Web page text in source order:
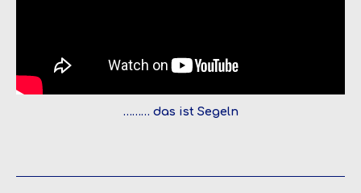
……… das ist Segeln